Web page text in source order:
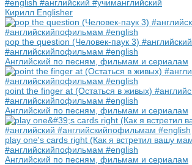
#english #английский #учиманглийский
Кирилл Englisher
pop the question (Человек-паук 3) #английский
#английскийпофильмам #english
Английский по песням, фильмам и сериалам
point the finger at (Остаться в живых)
#английскийпофильмам #english
Английский по песням, фильмам и сериалам
play one's cards right (Как я встретил вашу
#английскийпофильмам #english
Английский по песням, фильмам и сериалам